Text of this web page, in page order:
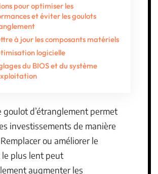
pour optimiser les
et éviter les goulots
à jour les composants matériels
logicielle
du BIOS et du système
goulot d’étranglement permet
investissements de manière
ou améliorer le
le plus lent peut
augmenter les